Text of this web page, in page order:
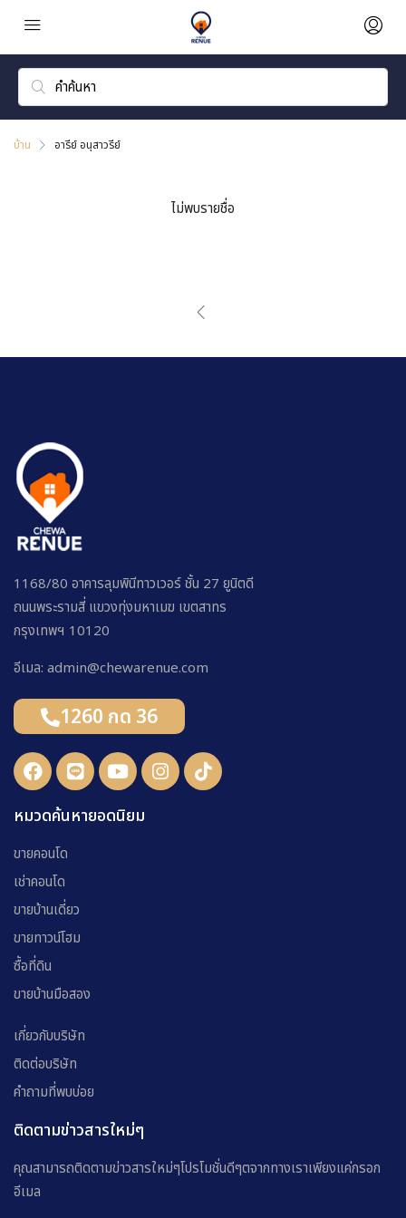
บ้าน อารีย์ อนุสาวรีย์
ไม่พบรายชื่อ
1168/80 อาคารลุมพินีทาวเวอร์ ชั้น 27 ยูนิตดี
ถนนพระรามสี่ แขวงทุ่งมหาเมฆ เขตสาทร
กรุงเทพฯ 10120
อีเมล: admin@chewarenue.com
1260 กด 36
หมวดค้นหายอดนิยม
ขายคอนโด
เช่าคอนโด
ขายบ้านเดี่ยว
ขายทาวน์โฮม
ซื้อที่ดิน
ขายบ้านมือสอง
เกี่ยวกับบริษัท
ติดต่อบริษัท
คำถามที่พบบ่อย
ติดตามข่าวสารใหม่ๆ
คุณสามารถติดตามข่าวสารใหม่ๆโปรโมชั่นดีๆตจากทางเราเพียงแค่กรอก
อีเมล